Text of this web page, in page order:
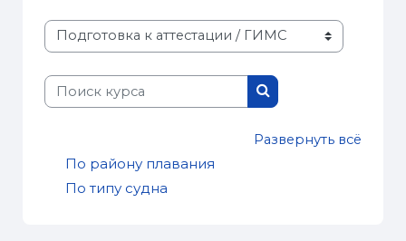
Категории курсов
Поиск курса
Поиск курса
Развернуть всё
По району плавания
По типу судна